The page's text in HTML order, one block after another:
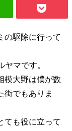
の駆除に行って
マです。
模大野は僕が数
街でもありま
ても役に立って